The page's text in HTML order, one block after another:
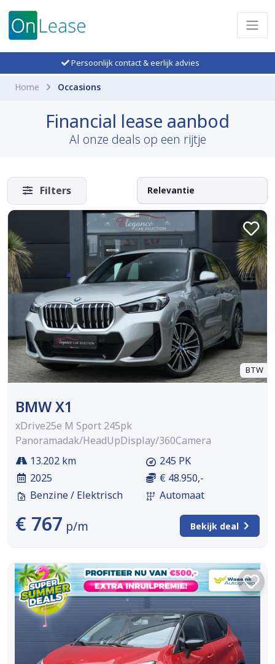
Persoonlijk contact & eerlijk advies
Home Occasions
Financial lease aanbod
Al onze deals op een rijtje
Filters
BTW
BMW X1
xDrive25e M Sport 245pk
Panoramadak/HeadUpDisplay/360Camera
13.202 km
2025
Benzine / Elektrisch
245 PK
€ 48.950,-
Automaat
€ 767 p/m Bekijk deal